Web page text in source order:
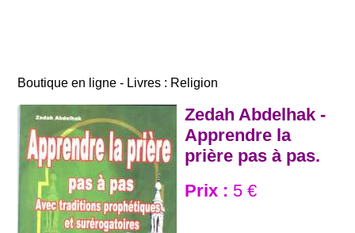
Boutique en ligne - Livres : Religion
Zedah Abdelhak -
Apprendre la
prière pas à pas.
Prix : 5 €